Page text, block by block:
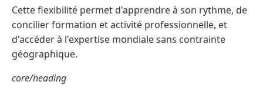
Cette flexibilité permet d'apprendre à son rythme, de
concilier formation et activité professionnelle, et
d'accéder à l'expertise mondiale sans contrainte
géographique.
core/heading